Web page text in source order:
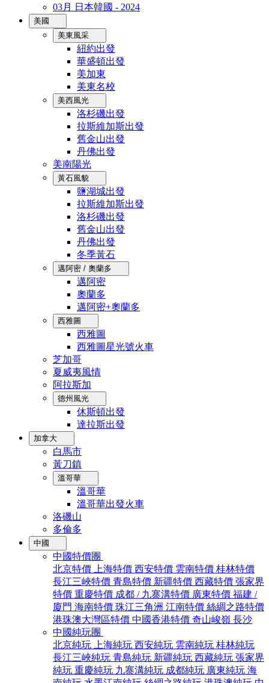
03月 日本韓國 - 2024
美國
美東風采
紐約出發
華盛頓出發
美加東
美東名校
美西風光
洛杉磯出發
拉斯維加斯出發
舊金山出發
丹佛出發
美南陽光
黃石風貌
鹽湖城出發
拉斯維加斯出發
洛杉磯出發
舊金山出發
丹佛出發
冬季黃石
邁阿密 / 奧蘭多
邁阿密
奧蘭多
邁阿密+奧蘭多
西雅圖
西雅圖
西雅圖星光號火車
芝加哥
夏威夷風情
阿拉斯加
德州風光
休斯頓出發
達拉斯出發
加拿大
白馬市
黃刀鎮
溫哥華
溫哥華
溫哥華出發火車
洛磯山
多倫多
中國
中國特價團
北京特價
上海特價 西安特價 雲南特價 桂林特價
長江三峽特價 青島特價 新疆特價 西藏特價 張家界
特價 重慶特價 成都 / 九寨溝特價 廣東特價 福建 /
廈門 海南特價 珠江三角洲 江南特價 絲綢之路特價
港珠澳大灣區特價 中國香港特價 奇山峻嶺 長沙
中國純玩團
北京純玩
上海純玩 西安純玩 雲南純玩 桂林純玩
長江三峽純玩 青島純玩 新疆純玩 西藏純玩 張家界
純玩 重慶純玩 九寨溝純玩 成都純玩 廣東純玩 海